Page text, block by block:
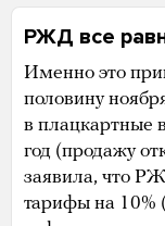
РЖД все
Именно это
половину
в плацкартные
год (продажу
заявила, что
тарифы на 10%